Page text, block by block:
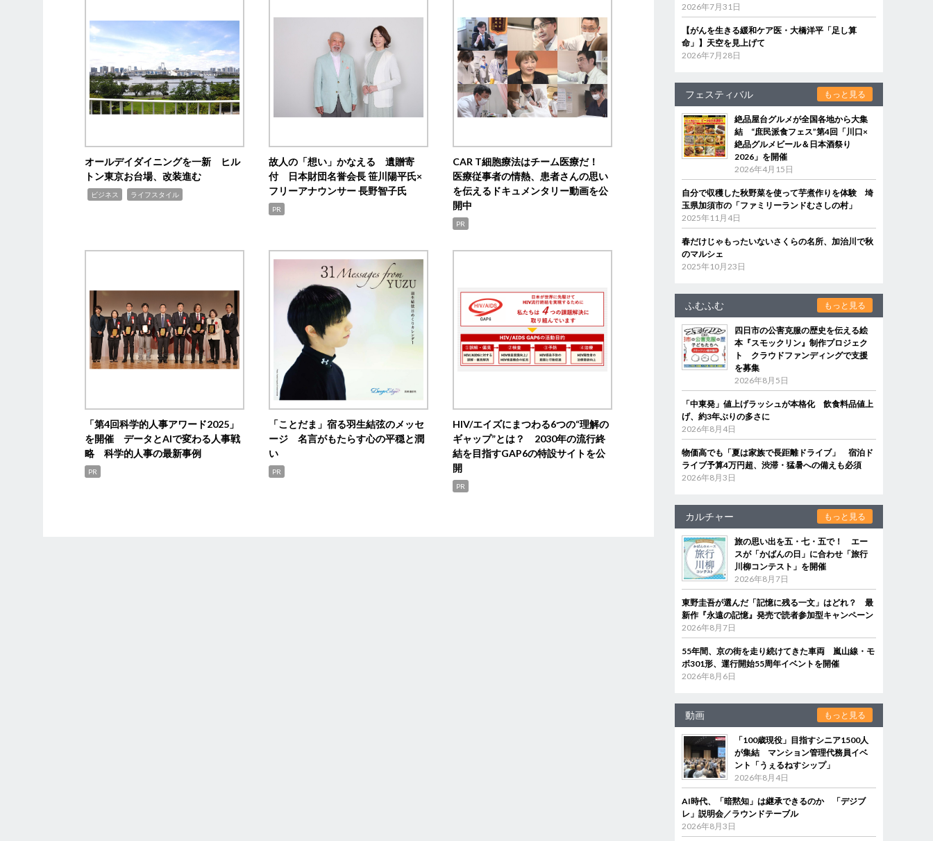
オールデイダイニングを一新 ヒル
トン東京お台場、改装進む
ビジネス ライフスタイル
故人の「想い」かなえる 遺贈寄
付 日本財団名誉会長 笹川陽平氏×
フリーアナウンサー 長野智子氏
PR
CAR T細胞療法はチーム医療だ！
医療従事者の情熱、患者さんの思い
を伝えるドキュメンタリー動画を公
開中
PR
「第4回科学的人事アワード2025」
を開催 データとAIで変わる人事戦
略 科学的人事の最新事例
PR
「ことだま」宿る羽生結弦のメッセ
ージ 名言がもたらす心の平穏と潤
い
PR
HIV/エイズにまつわる6つの“理解の
ギャップ”とは？ 2030年の流行終
結を目指すGAP6の特設サイトを公
開
PR
2026年7月31日
【がんを生きる緩和ケア医・大橋洋平「足し算
命」】天空を見上げて
2026年7月28日
フェスティバル もっと見る
絶品屋台グルメが全国各地から大集
結 “庶民派食フェス”第4回「川口×
絶品グルメビール＆日本酒祭り
2026」を開催
2026年4月15日
自分で収穫した秋野菜を使って芋煮作りを体験 埼
玉県加須市の「ファミリーランドむさしの村」
2025年11月4日
春だけじゃもったいないさくらの名所、加治川で秋
のマルシェ
2025年10月23日
ふむふむ もっと見る
四日市の公害克服の歴史を伝える絵
本『スモックリン』制作プロジェク
ト クラウドファンディングで支援
を募集
2026年8月5日
「中東発」値上げラッシュが本格化 飲食料品値上
げ、約3年ぶりの多さに
2026年8月4日
物価高でも「夏は家族で長距離ドライブ」 宿泊ド
ライブ予算4万円超、渋滞・猛暑への備えも必須
2026年8月3日
カルチャー もっと見る
旅の思い出を五・七・五で！ エー
スが「かばんの日」に合わせ「旅行
川柳コンテスト」を開催
2026年8月7日
東野圭吾が選んだ「記憶に残る一文」はどれ？ 最
新作『永遠の記憶』発売で読者参加型キャンペーン
2026年8月7日
55年間、京の街を走り続けてきた車両 嵐山線・モ
ボ301形、運行開始55周年イベントを開催
2026年8月6日
動画 もっと見る
「100歳現役」目指すシニア1500人
が集結 マンション管理代務員イベ
ント「うぇるねすシップ」
2026年8月4日
AI時代、「暗黙知」は継承できるのか 「デジブ
レ」説明会／ラウンドテーブル
2026年8月3日